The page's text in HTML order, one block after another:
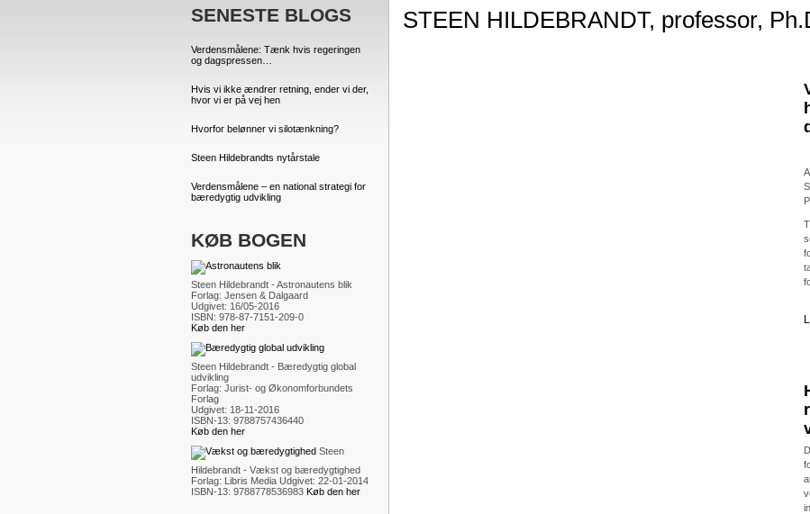
SENESTE BLOGS
Verdensmålene: Tænk hvis regeringen
og dagspressen…
Hvis vi ikke ændrer retning, ender vi der,
hvor vi er på vej hen
Hvorfor belønner vi silotænkning?
Steen Hildebrandts nytårstale
Verdensmålene – en national strategi for
bæredygtig udvikling
KØB BOGEN
Steen Hildebrandt - Astronautens blik
Forlag: Jensen & Dalgaard
Udgivet: 16/05-2016
ISBN: 978-87-7151-209-0
Køb den her
Steen Hildebrandt - Bæredygtig global
udvikling
Forlag: Jurist- og Økonomforbundets
Forlag
Udgivet: 18-11-2016
ISBN-13: 9788757436440
Køb den her
Steen
Hildebrandt - Vækst og bæredygtighed
Forlag: Libris Media Udgivet: 22-01-2014
ISBN-13: 9788778536983 Køb den her
STEEN HILDEBRANDT, professor,